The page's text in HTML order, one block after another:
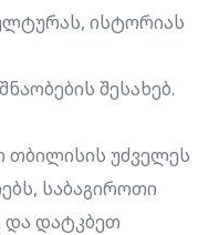
ისტორიას
შესახებ.
თბილისის უძველეს
საბაგიროთი
და დატკბეთ